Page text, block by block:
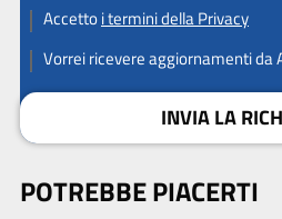
Accettoi termini della Privacy
Vorrei ricevere aggiornamenti da
INVIA LA
POTREBBE PIACERTI